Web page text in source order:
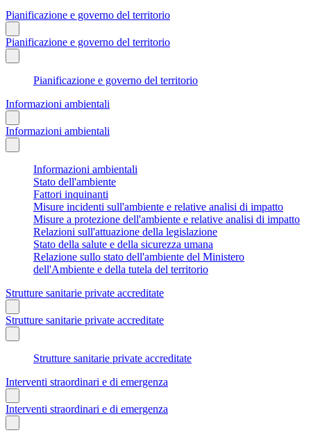
Pianificazione e governo del territorio
Pianificazione e governo del territorio
Pianificazione e governo del territorio
Informazioni ambientali
Informazioni ambientali
Informazioni ambientali
Stato dell'ambiente
Fattori inquinanti
Misure incidenti sull'ambiente e relative analisi di impatto
Misure a protezione dell'ambiente e relative analisi di impatto
Relazioni sull'attuazione della legislazione
Stato della salute e della sicurezza umana
Relazione sullo stato dell'ambiente del Ministero
dell'Ambiente e della tutela del territorio
Strutture sanitarie private accreditate
Strutture sanitarie private accreditate
Strutture sanitarie private accreditate
Interventi straordinari e di emergenza
Interventi straordinari e di emergenza